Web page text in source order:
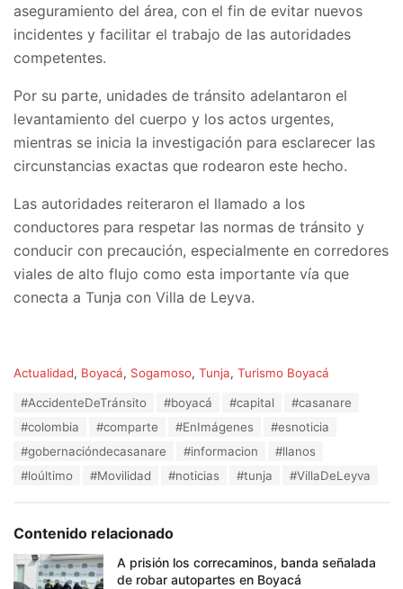
aseguramiento del área, con el fin de evitar nuevos
incidentes y facilitar el trabajo de las autoridades
competentes.
Por su parte, unidades de tránsito adelantaron el
levantamiento del cuerpo y los actos urgentes,
mientras se inicia la investigación para esclarecer las
circunstancias exactas que rodearon este hecho.
Las autoridades reiteraron el llamado a los
conductores para respetar las normas de tránsito y
conducir con precaución, especialmente en corredores
viales de alto flujo como esta importante vía que
conecta a Tunja con Villa de Leyva.
C
:
Actualidad, Boyacá, Sogamoso, Tunja, Turismo Boyacá
#AccidenteDeTránsito #boyacá #capital
#casanare
#colombia
#comparte #EnImágenes
#esnoticia
#gobernacióndecasanare
#informacion
#llanos
#loúltimo
#Movilidad #noticias #tunja #VillaDeLeyva
Contenido relacionado
A prisión los correcaminos, banda señalada
de robar autopartes en Boyacá